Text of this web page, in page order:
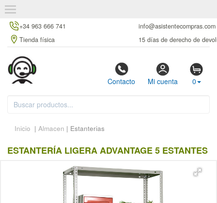
+34 963 666 741
info@asistentecompras.com
Tienda física
15 días de derecho de
Contacto Mi cuenta 0
Inicio | Almacen | Estanterias
ESTANTERÍA LIGERA ADVANTAGE 5 ESTANTES